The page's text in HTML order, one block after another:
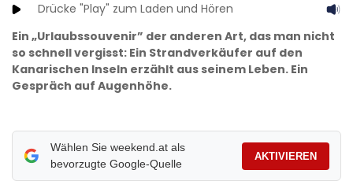
Drücke "Play" zum Laden und Hören
Ein „Urlaubssouvenir” der anderen Art, das man nicht
so schnell vergisst: Ein Strandverkäufer auf den
Kanarischen Inseln erzählt aus seinem Leben. Ein
Gespräch auf Augenhöhe.
Wählen Sie weekend.at als
bevorzugte Google-Quelle
AKTIVIEREN